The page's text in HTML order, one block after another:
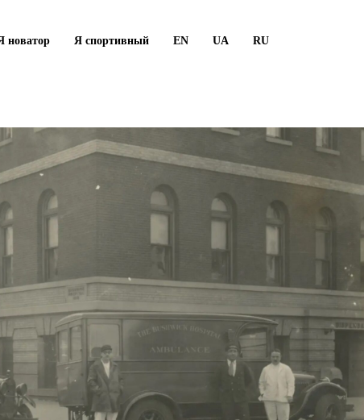
новатор Я спортивный EN UA RU